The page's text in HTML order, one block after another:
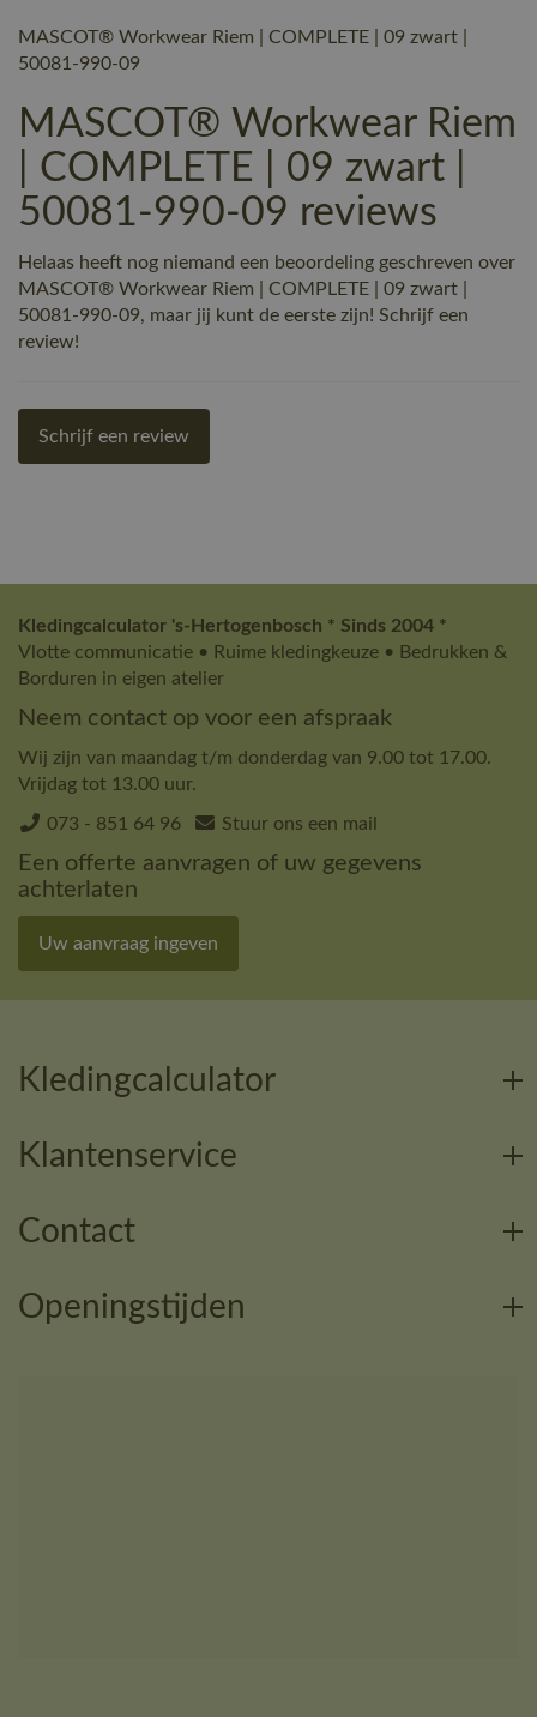
MASCOT® Workwear Riem | COMPLETE | 09 zwart |
50081-990-09
MASCOT® Workwear Riem
| COMPLETE | 09 zwart |
50081-990-09 reviews
Helaas heeft nog niemand een beoordeling geschreven over
MASCOT® Workwear Riem | COMPLETE | 09 zwart |
50081-990-09, maar jij kunt de eerste zijn! Schrijf een
review!
Schrijf een review
Kledingcalculator 's-Hertogenbosch * Sinds 2004 *
Vlotte communicatie • Ruime kledingkeuze • Bedrukken &
Borduren in eigen atelier
Neem contact op voor een afspraak
Wij zijn van maandag t/m donderdag van 9.00 tot 17.00.
Vrijdag tot 13.00 uur.
073 - 851 64 96 Stuur ons een mail
Een offerte aanvragen of uw gegevens
achterlaten
Uw aanvraag ingeven
Kledingcalculator
Klantenservice
Contact
Openingstijden